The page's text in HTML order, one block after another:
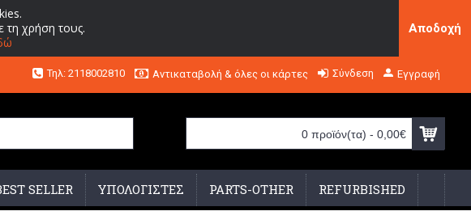
τη χρήση τους.
Αποδοχή
Τηλ: 2118002810 Αντικαταβολή & όλες οι κάρτες Σύνδεση Εγγραφή
0 προϊόν(τα) - 0,00€
SELLER ΥΠΟΛΟΓΙΣΤΕΣ PARTS-OTHER REFURBISHED